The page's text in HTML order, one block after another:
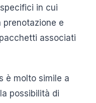
in cui
prenotazione e
associati
è molto simile a
possibilità di